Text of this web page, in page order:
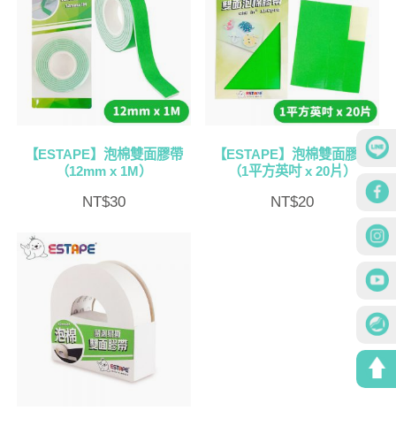
【ESTAPE】泡棉雙面膠帶
（12mm x 1M）
NT$30
【ESTAPE】泡棉雙面膠帶
（1平方英吋 x 20片）
NT$20